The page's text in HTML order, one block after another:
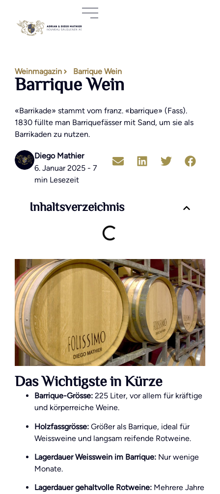
Weinmagazin Barrique Wein
Barrique Wein
«Barrikade» stammt vom franz. «barrique» (Fass).
1830 füllte man Barriquefässer mit Sand, um sie als
Barrikaden zu nutzen.
Diego Mathier
6. Januar 2025 - 7
min Lesezeit
Inhaltsverzeichnis
Das Wichtigste in Kürze
Barrique-Grösse: 225 Liter, vor allem für kräftige
und körperreiche Weine.
Holzfassgrösse: Größer als Barrique, ideal für
Weissweine und langsam reifende Rotweine.
Lagerdauer Weisswein im Barrique: Nur wenige
Monate.
Lagerdauer gehaltvolle Rotweine: Mehrere Jahre